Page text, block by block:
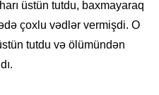
üstün tutdu, baxmayaraq
çoxlu vədlər vermişdi. O
tutdu və ölümündən